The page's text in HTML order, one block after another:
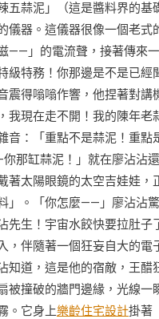
五蒜泥」（這是醬料界的
儀器。這儀器很像一個老式
——」的電流聲，接著傳來
級特務！你那邊是不是已
震得嗡嗡作響，他捏著對
，我現在走不開！我的陳年
音：「重點不是蒜泥！重
那缸蒜泥！」就在廖沾沾
著太陽眼鏡的太空吉娃娃
」。「你怎麼——」廖沾沾
先生！宇宙水餃快要拉肚
，伴隨著一個狂妄自大的電
知道，這是他的宿敵，王
被撞破的牆門邊緣，光線
。它身上樂齡住宅設計掛著